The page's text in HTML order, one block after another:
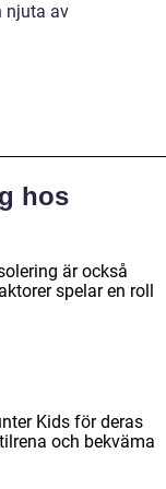
njuta av
hos
är också
spelar en roll
Kids för deras
och bekväma